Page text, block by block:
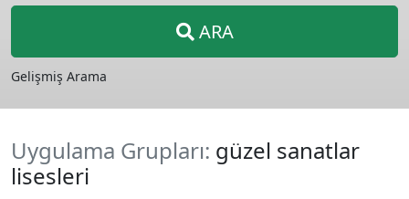
ARA
Gelişmiş Arama
Uygulama Grupları: güzel sanatlar
lisesleri